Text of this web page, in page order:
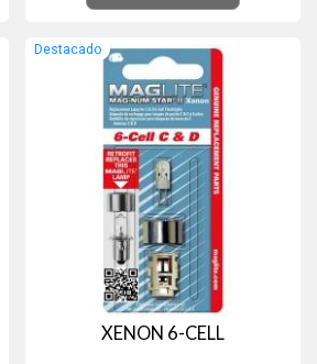
Destacado
XENON 6-CELL